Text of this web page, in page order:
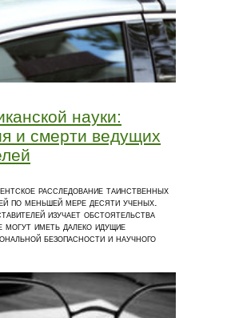
науки:
и смерти ведущих
расследование таинственных
по меньшей мере десяти ученых.
изучает обстоятельства
иметь далеко идущие
безопасности и научного